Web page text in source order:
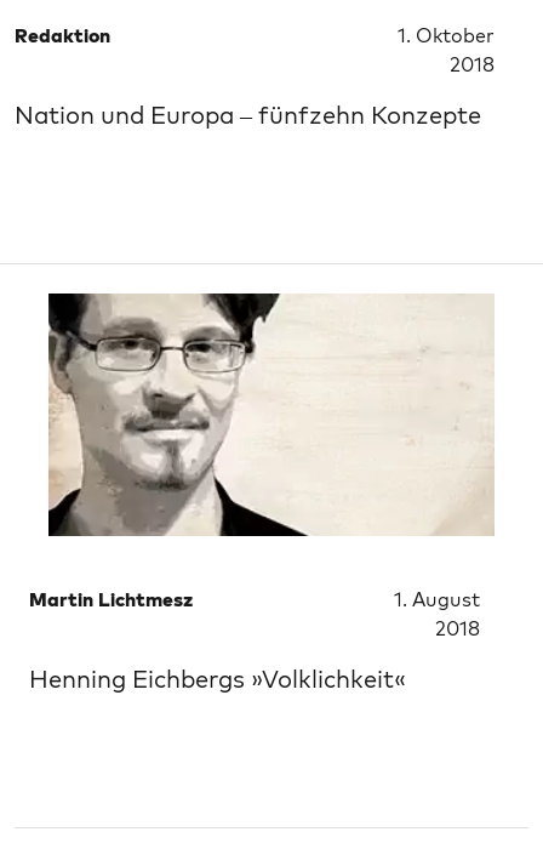
Redaktion
1. Oktober
2018
Nation und Europa – fünfzehn Konzepte
Martin Lichtmesz
1. August
2018
Henning Eichbergs »Volklichkeit«